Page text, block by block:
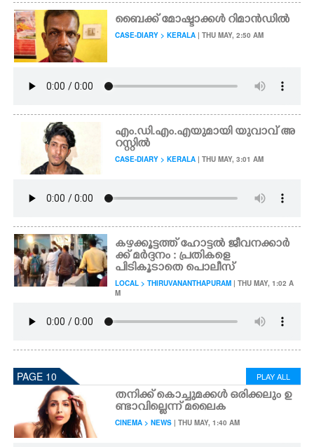
ബൈക്ക് മോഷ്ടാക്കൾ റിമാൻഡിൽ
CASE-DIARY > KERALA | THU MAY, 2:50 AM
എം.ഡി.എം.എയുമായി യുവാവ് അ
റസ്റ്റിൽ
CASE-DIARY > KERALA | THU MAY, 3:01 AM
കഴക്കൂട്ടത്ത് ഹോട്ടൽ ജീവനക്കാർ
ക്ക് മർദ്ദനം : പ്രതികളെ
പിടികൂടാതെ പൊലീസ്
LOCAL > THIRUVANANTHAPURAM | THU MAY, 1:02 A
M
PAGE 10 PLAY ALL
തനിക്ക് കൊച്ചുമക്കൾ ഒരിക്കലും ഉ
ണ്ടാവില്ലെന്ന് മലൈക
CINEMA > NEWS | THU MAY, 1:40 AM